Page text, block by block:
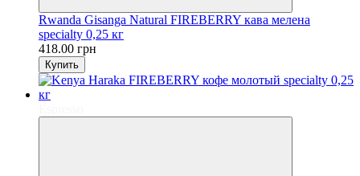
Rwanda Gisanga Natural FIREBERRY кава мелена
specialty 0,25 кг
418.00 грн
Купить